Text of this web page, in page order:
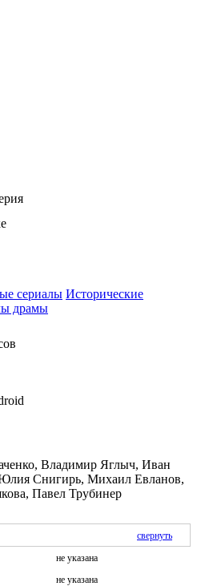
сериалы Исторические
драмы
Владимир Яглыч, Иван
Снигирь, Михаил Евланов,
Павел Трубинер
свернуть
не указана
не указана